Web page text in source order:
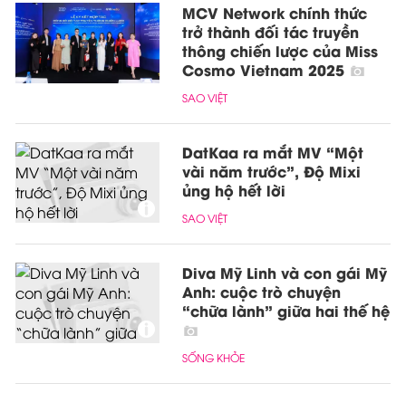
MCV Network chính thức
trở thành đối tác truyền
thông chiến lược của Miss
Cosmo Vietnam 2025
SAO VIỆT
DatKaa ra mắt MV “Một
vài năm trước”, Độ Mixi
ủng hộ hết lời
SAO VIỆT
Diva Mỹ Linh và con gái Mỹ
Anh: cuộc trò chuyện
“chữa lành” giữa hai thế hệ
SỐNG KHỎE